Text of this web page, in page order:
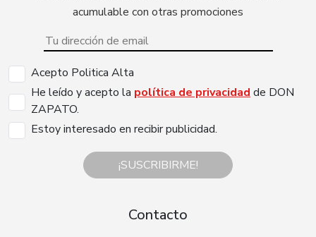
acumulable con otras promociones
Acepto Politica Alta
He leído y acepto la política de privacidad de DON
ZAPATO.
Estoy interesado en recibir publicidad.
¡SUSCRIBIRME!
Contacto